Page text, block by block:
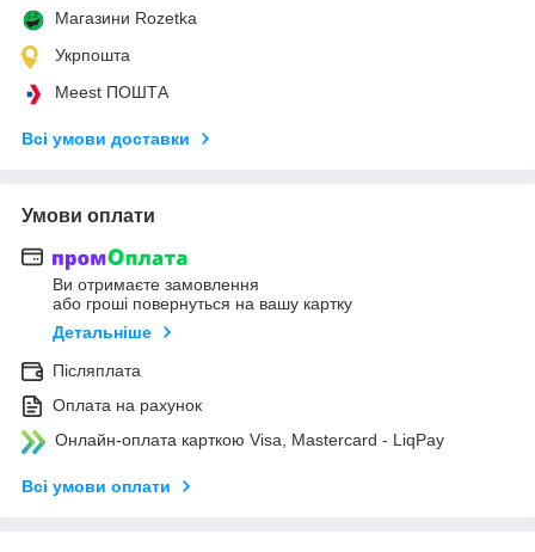
Магазини Rozetka
Укрпошта
Meest ПОШТА
Всі умови доставки
Умови оплати
Ви отримаєте замовлення
або гроші повернуться на вашу картку
Детальніше
Післяплата
Оплата на рахунок
Онлайн-оплата карткою Visa, Mastercard - LiqPay
Всі умови оплати